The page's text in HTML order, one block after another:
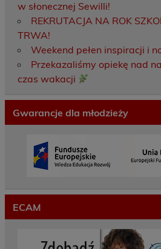
w słonecznej Sewilli!
REKRUTACJA NA ROK
TRWA!
Weekend pełen inspiracji i
Przekazaliśmy opiekę nad
czas wakacji
Gwarancje dla młodzieży
ECAM